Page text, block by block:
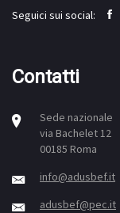
Seguici sui social:
Contatti
Sede nazionale
via Bachelet 12
00185 Roma
info@adusbef.it
adusbef@pec.it